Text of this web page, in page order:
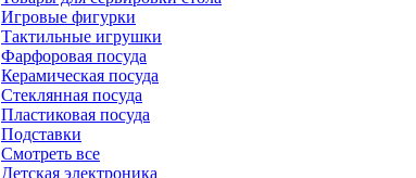
Игровые фигурки
Тактильные игрушки
Фарфоровая посуда
Керамическая посуда
Стеклянная посуда
Пластиковая посуда
Подставки
Смотреть все
Детская электроника